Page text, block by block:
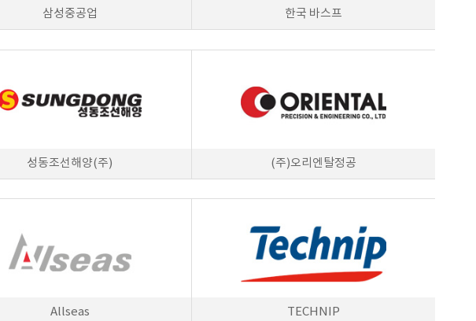
삼성중공업 한국 바스프
성동조선해양(주) (주)오리엔탈정공
Allseas TECHNIP